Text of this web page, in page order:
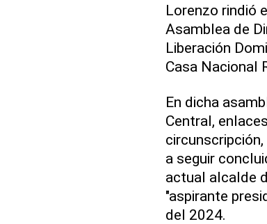
Lorenzo rindió
Asamblea de
Liberación
Casa Nacional
En dicha
Central,
a seguir
actual alcalde
"aspirante
del 2024.